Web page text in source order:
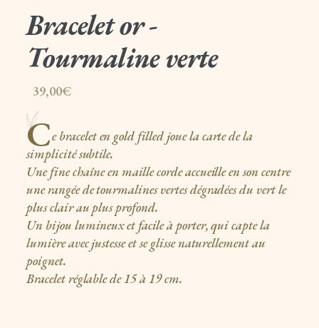
Bracelet or -
Tourmaline verte
39,00€
Ce bracelet en gold filled joue la carte de la
simplicité subtile.
Une fine chaîne en maille corde accueille en son centre
une rangée de tourmalines vertes dégradées du vert le
plus clair au plus profond.
Un bijou lumineux et facile à porter, qui capte la
lumière avec justesse et se glisse naturellement au
poignet.
Bracelet réglable de 15 à 19 cm.